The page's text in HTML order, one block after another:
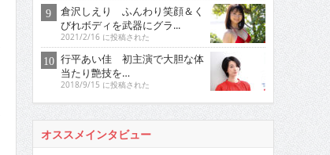
倉沢しえり ふんわり笑顔＆く
びれボディを武器にグラ...
2021/2/16 に投稿された
行平あい佳 初主演で大胆な体
当たり艶技を…
2018/9/15 に投稿された
オススメインタビュー